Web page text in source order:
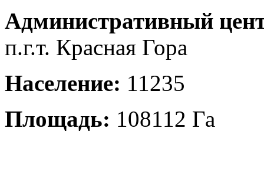
Административный
п.г.т. Красная Гора
Население: 11235
Площадь: 108112 Га